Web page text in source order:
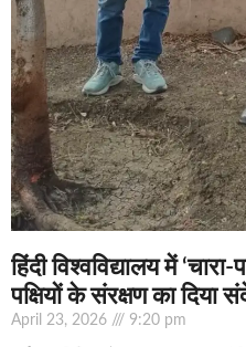
हिंदी विश्वविद्यालय में
पक्षियों के संरक्षण का दिया
April 23, 2026 9:20 pm